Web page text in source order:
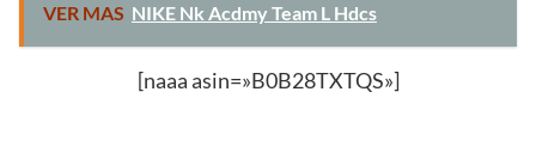
VER MAS NIKE Nk Acdmy Team L Hdcs
[naaa asin=»B0B28TXTQS»]